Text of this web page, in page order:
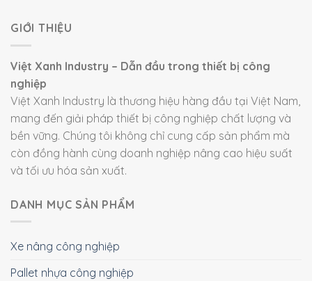
GIỚI THIỆU
Việt Xanh Industry – Dẫn đầu trong thiết bị công
nghiệp
Việt Xanh Industry là thương hiệu hàng đầu tại Việt Nam,
mang đến giải pháp thiết bị công nghiệp chất lượng và
bền vững. Chúng tôi không chỉ cung cấp sản phẩm mà
còn đồng hành cùng doanh nghiệp nâng cao hiệu suất
và tối ưu hóa sản xuất.
DANH MỤC SẢN PHẨM
Xe nâng công nghiệp
Pallet nhựa công nghiệp